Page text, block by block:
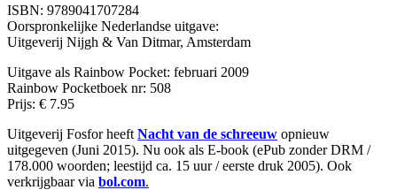
ISBN: 9789041707284
Oorspronkelijke Nederlandse uitgave:
Uitgeverij Nijgh & Van Ditmar, Amsterdam
Uitgave als Rainbow Pocket: februari 2009
Rainbow Pocketboek nr: 508
Prijs: € 7.95
Uitgeverij Fosfor heeft Nacht van de schreeuw opnieuw
uitgegeven (Juni 2015). Nu ook als E-book (ePub zonder DRM /
178.000 woorden; leestijd ca. 15 uur / eerste druk 2005). Ook
verkrijgbaar via bol.com.